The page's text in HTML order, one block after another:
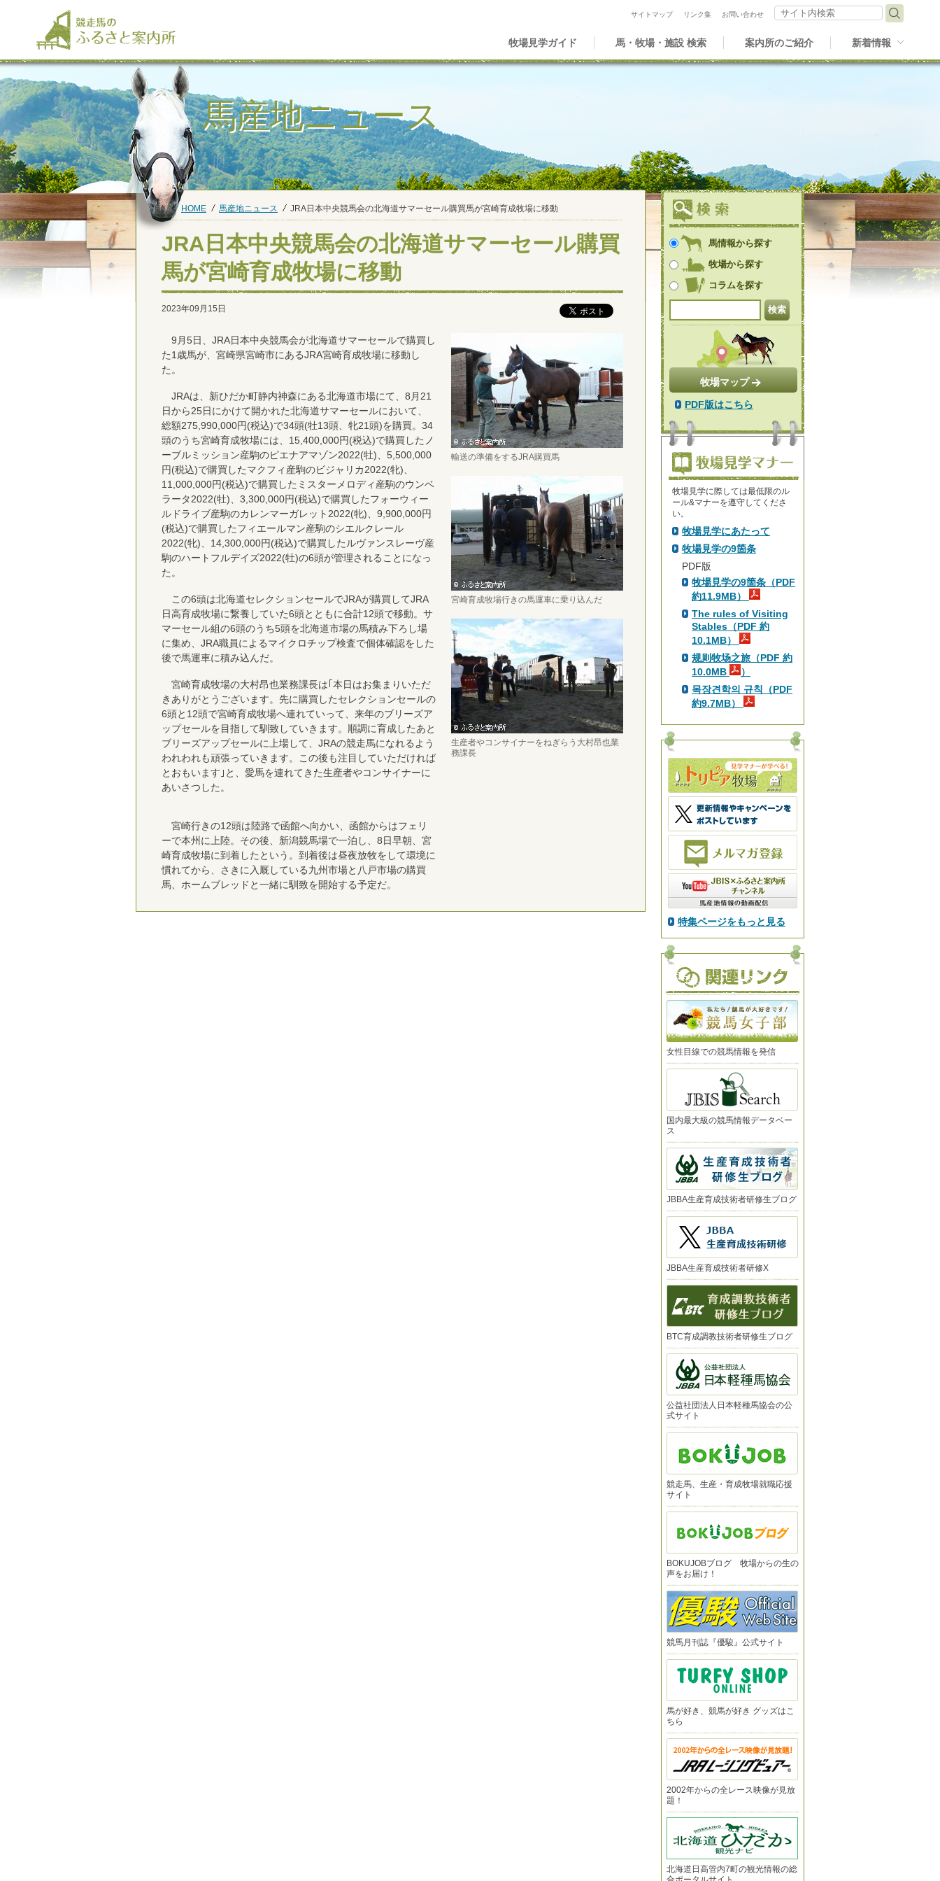
牧場見学ガイド 馬・牧場・施設 検索 案内所のご紹介 新着情報
サイトマップ リンク集 お問い合わせ
サイト内検索
馬産地ニュース
HOME 馬産地ニュース JRA日本中央競馬会の北海道サマーセール購買馬が宮崎育成牧場に移動
JRA日本中央競馬会の北海道サマーセール購買
馬が宮崎育成牧場に移動
2023年09月15日
輸送の準備をするJRA購買馬
宮崎育成牧場行きの馬運車に乗り込んだ
生産者やコンサイナーをねぎらう大村昂也業
務課長
9月5日、JRA日本中央競馬会が北海道サマーセールで購買し
た1歳馬が、宮崎県宮崎市にあるJRA宮崎育成牧場に移動し
た。
JRAは、新ひだか町静内神森にある北海道市場にて、8月21
日から25日にかけて開かれた北海道サマーセールにおいて、
総額275,990,000円(税込)で34頭(牡13頭、牝21頭)を購買。34
頭のうち宮崎育成牧場には、15,400,000円(税込)で購買したノ
ーブルミッション産駒のピエナアマゾン2022(牡)、5,500,000
円(税込)で購買したマクフィ産駒のビジャリカ2022(牝)、
11,000,000円(税込)で購買したミスターメロディ産駒のウンベ
ラータ2022(牡)、3,300,000円(税込)で購買したフォーウィー
ルドライブ産駒のカレンマーガレット2022(牝)、9,900,000円
(税込)で購買したフィエールマン産駒のシエルクレール
2022(牝)、14,300,000円(税込)で購買したルヴァンスレーヴ産
駒のハートフルデイズ2022(牡)の6頭が管理されることになっ
た。
この6頭は北海道セレクションセールでJRAが購買してJRA
日高育成牧場に繋養していた6頭とともに合計12頭で移動。サ
マーセール組の6頭のうち5頭を北海道市場の馬積み下ろし場
に集め、JRA職員によるマイクロチップ検査で個体確認をした
後で馬運車に積み込んだ。
宮崎育成牧場の大村昂也業務課長は｢本日はお集まりいただ
きありがとうございます。先に購買したセレクションセールの
6頭と12頭で宮崎育成牧場へ連れていって、来年のブリーズア
ップセールを目指して馴致していきます。順調に育成したあと
ブリーズアップセールに上場して、JRAの競走馬になれるよう
われわれも頑張っていきます。この後も注目していただければ
とおもいます｣と、愛馬を連れてきた生産者やコンサイナーに
あいさつした。
宮崎行きの12頭は陸路で函館へ向かい、函館からはフェリ
ーで本州に上陸。その後、新潟競馬場で一泊し、8日早朝、宮
崎育成牧場に到着したという。到着後は昼夜放牧をして環境に
慣れてから、さきに入厩している九州市場と八戸市場の購買
馬、ホームブレッドと一緒に馴致を開始する予定だ。
馬情報から探す
牧場から探す
コラムを探す
牧場マップ
PDF版はこちら
牧場見学に際しては最低限のル
ール&マナーを遵守してくださ
い。
牧場見学にあたって
牧場見学の9箇条
PDF版
牧場見学の9箇条（PDF
約11.9MB）
The rules of Visiting
Stables（PDF 約
10.1MB）
规则牧场之旅（PDF 約
10.0MB
）
목장견학의 규칙（PDF
約9.7MB）
特集ページをもっと見る
女性目線での競馬情報を発信
国内最大級の競馬情報データベー
ス
JBBA生産育成技術者研修生ブログ
JBBA生産育成技術者研修X
BTC育成調教技術者研修生ブログ
公益社団法人日本軽種馬協会の公
式サイト
競走馬、生産・育成牧場就職応援
サイト
BOKUJOBブログ 牧場からの生の
声をお届け！
競馬月刊誌『優駿』公式サイト
馬が好き、競馬が好き グッズはこ
ちら
2002年からの全レース映像が見放
題！
北海道日高管内7町の観光情報の総